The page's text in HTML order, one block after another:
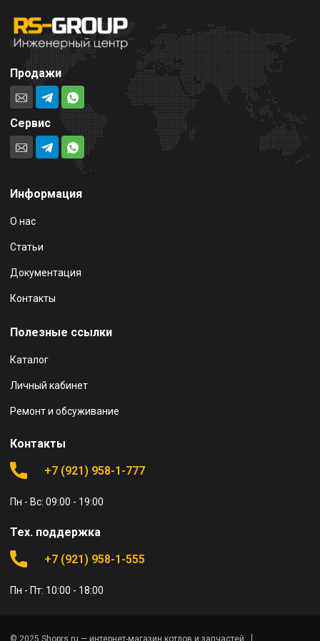
Продажи
Сервис
Информация
О нас
Статьи
Документация
Контакты
Полезные ссылки
Каталог
Личный кабинет
Ремонт и обсуживание
Контакты
+7 (921) 958-1-777
Пн - Вс: 09:00 - 19:00
Тех. поддержка
+7 (921) 958-1-555
Пн - Пт: 10:00 - 18:00